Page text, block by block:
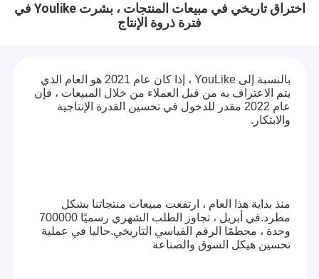
اختراق تاريخي في مبيعات المنتجات ، بشرت Youlike في
فترة ذروة الإنتاج
بالنسبة إلى YouLike ، إذا كان عام 2021 هو العام الذي
يتم الاعتراف به من قبل العملاء من خلال المبيعات ، فإن
عام 2022 مقدر للدخول في تحسين القدرة الإنتاجية
والابتكار.
منذ بداية هذا العام ، ارتفعت مبيعات منتجاتنا بشكل
مطرد.في أبريل ، تجاوز الطلب الشهري رسميًا 700000
وحدة ، محطمًا الرقم القياسي التاريخي.حاليا في عملية
تحسين هيكل السوق والصناعة